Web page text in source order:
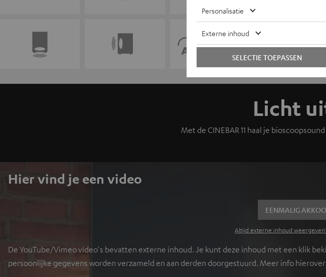
Licht
Met de CINEBAR 11 haal je
Hier vind je een video
EENMALIG
Altijd externe inhoud
De YouTube/Vimeo video's bevatten externe inhoud. Je kunt deze inhoud met een klik
persoonlijke gegevens worden verzameld en aan derden doorgestuurd. Meer info
Personalisatie
Externe inhoud
SELECTIE TOEPASSEN